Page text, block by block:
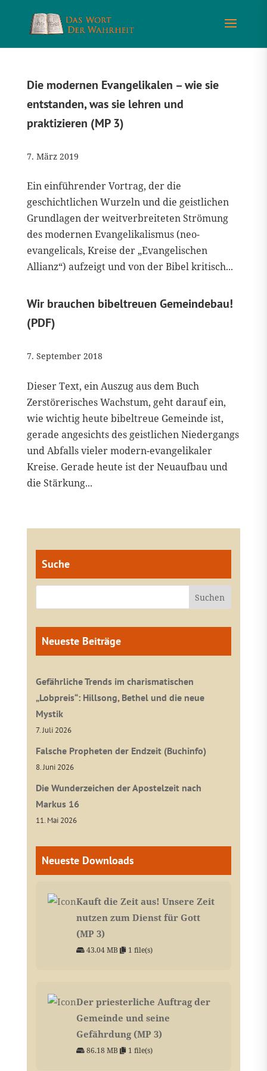
Die modernen Evangelikalen – wie sie
entstanden, was sie lehren und
praktizieren (MP 3)
7. März 2019
Ein einführender Vortrag, der die
geschichtlichen Wurzeln und die geistlichen
Grundlagen der weitverbreiteten Strömung
des modernen Evangelikalismus (neo-
evangelicals, Kreise der „Evangelischen
Allianz“) aufzeigt und von der Bibel kritisch...
Wir brauchen bibeltreuen Gemeindebau!
(PDF)
7. September 2018
Dieser Text, ein Auszug aus dem Buch
Zerstörerisches Wachstum, geht darauf ein,
wie wichtig heute bibeltreue Gemeinde ist,
gerade angesichts des geistlichen Niedergangs
und Abfalls vieler modern-evangelikaler
Kreise. Gerade heute ist der Neuaufbau und
die Stärkung...
Suche
Neueste Beiträge
Gefährliche Trends im charismatischen
„Lobpreis“: Hillsong, Bethel und die neue
Mystik
7. Juli 2026
Falsche Propheten der Endzeit (Buchinfo)
8. Juni 2026
Die Wunderzeichen der Apostelzeit nach
Markus 16
11. Mai 2026
Neueste Downloads
Kauft die Zeit aus! Unsere Zeit
nutzen zum Dienst für Gott
(MP 3)
43.04 MB 1 file(s)
Der priesterliche Auftrag der
Gemeinde und seine
Gefährdung (MP 3)
86.18 MB 1 file(s)